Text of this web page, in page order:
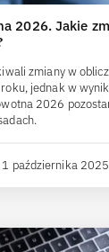
2026. Jakie
zmiany w
jednak w
2026
1 października 2025